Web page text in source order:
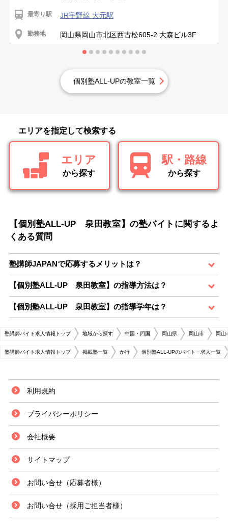
最寄り駅 JR宇野線 大元駅
勤務地 岡山県岡山市北区西古松605-2 大森ビル3F
個別塾ALL-UPの教室一覧
エリアを指定して検索する
エリア
から探す
駅・路線
から探す
【個別塾ALL-UP 泉田教室】の塾バイトに関するよ
くある質問
塾講師JAPANで応募するメリットは？
【個別塾ALL-UP 泉田教室】の指導方法は？
【個別塾ALL-UP 泉田教室】の指導学年は？
塾講師バイト求人情報トップ 地域から探す 中国・四国 岡山県 岡山市 岡山
塾講師バイト求人情報トップ 掲載塾一覧 か行 個別塾ALL-UPのバイト・求人一覧
利用規約
プライバシーポリシー
会社概要
サイトマップ
お問い合せ（応募者様）
お問い合せ（採用ご担当者様）